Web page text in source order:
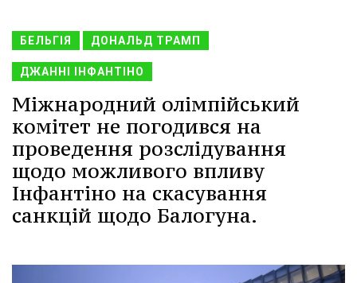
БЕЛЬГІЯ ДОНАЛЬД ТРАМП
ДЖАННІ ІНФАНТІНО
Міжнародний олімпійський
комітет не погодився на
проведення розслідування
щодо можливого впливу
Інфантіно на скасування
санкцій щодо Балогуна.